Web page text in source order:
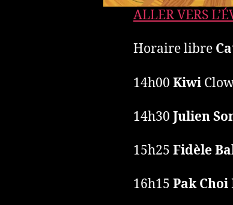
ALLER VERS
Horaire libre
14h00 Kiwi
14h30 Julien
15h25 Fidèle
16h15 Pak Choi